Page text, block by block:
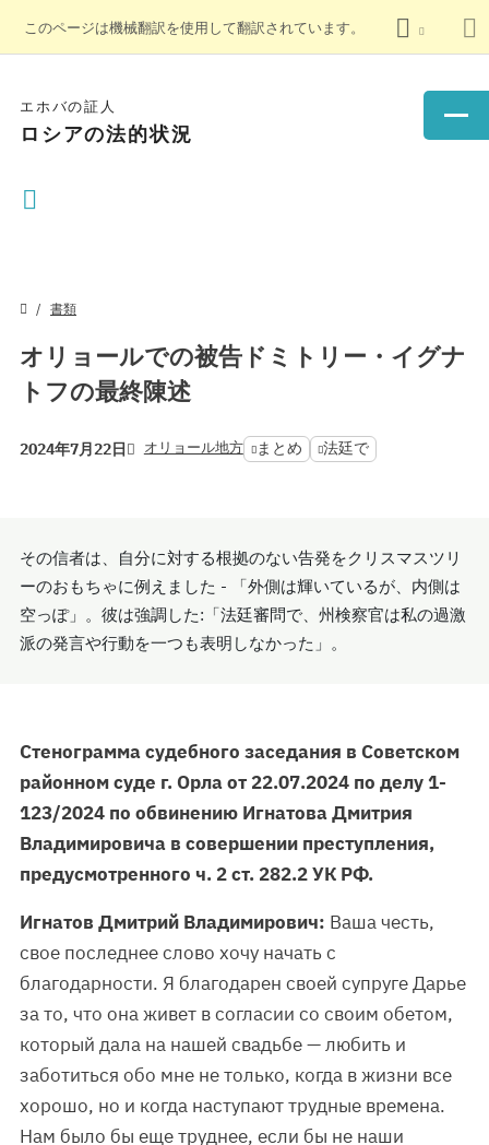
このページは機械翻訳を使用して翻訳されています。
エホバの証人
ロシアの法的状況
書類
オリョールでの被告ドミトリー・イグナ
トフの最終陳述
2024年7月22日 オリョール地方 まとめ 法廷で
その信者は、自分に対する根拠のない告発をクリスマスツリ
ーのおもちゃに例えました - 「外側は輝いているが、内側は
空っぽ」。彼は強調した:「法廷審問で、州検察官は私の過激
派の発言や行動を一つも表明しなかった」。
Стенограмма судебного заседания в Советском
районном суде г. Орла от 22.07.2024 по делу 1-
123/2024 по обвинению Игнатова Дмитрия
Владимировича в совершении преступления,
предусмотренного ч. 2 ст. 282.2 УК РФ.
Игнатов Дмитрий Владимирович: Ваша честь,
свое последнее слово хочу начать с
благодарности. Я благодарен своей супруге Дарье
за то, что она живет в согласии со своим обетом,
который дала на нашей свадьбе — любить и
заботиться обо мне не только, когда в жизни все
хорошо, но и когда наступают трудные времена.
Нам было бы еще труднее, если бы не наши